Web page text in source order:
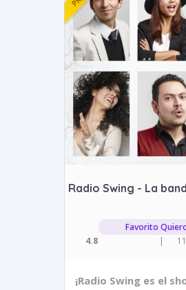
Radio Swing - La
Favorito
4.8
|
¡Radio Swing es el